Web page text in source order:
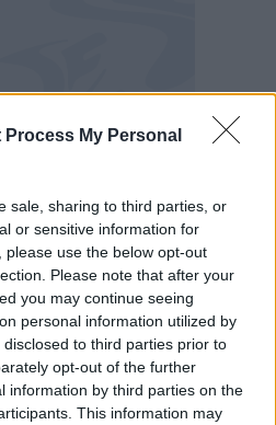
Process My Personal
sale, sharing to third parties, or
or sensitive information for
use the below opt-out
Please note that after your
you may continue seeing
personal information utilized by
to third parties prior to
opt-out of the further
information by third parties on the
This information may
clamorosa"pareggite"
fare il salto di qualità
non hanno di tanto
del Grifone, che sta
il record di pareggi
dal Varese nella stagione
X contro il Torino